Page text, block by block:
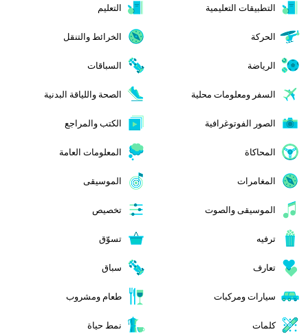
التطبيقات التعليمية التعليم
الحركة الخرائط والتنقل
الرياضة السباقات
السفر ومعلومات محلية الصحة واللياقة البدنية
الصور الفوتوغرافية الكتب والمراجع
المحاكاة المعلومات العامة
المغامرات الموسيقى
الموسيقى والصوت تخصيص
ترفيه تسوّق
تعارف سباق
سيارات ومركبات طعام ومشروب
كلمات نمط حياة